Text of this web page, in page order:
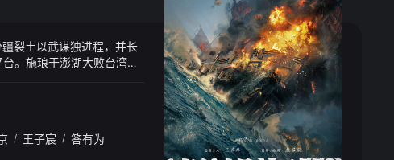
暂无观看影片的记录
裂土以武谋独进程，并长
。施琅于澎湖大败台湾水
/ 王子宸 / 答有为